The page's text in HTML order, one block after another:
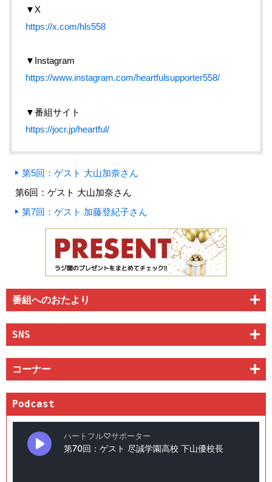
▼X
https://x.com/hls558
▼Instagram
https://www.instagram.com/heartfulsupporter558/
▼番組サイト
https://jocr.jp/heartful/
第5回：ゲスト 大山加奈さん
第6回：ゲスト 大山加奈さん
第7回：ゲスト 加藤登紀子さん
番組へのおたより
SNS
コーナー
Podcast